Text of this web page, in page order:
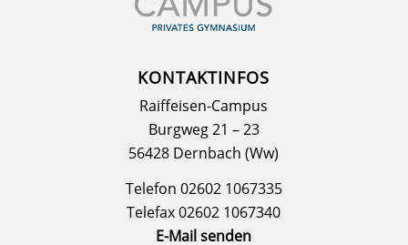
KONTAKTINFOS
Raiffeisen-Campus
Burgweg 21 – 23
56428 Dernbach (Ww)
Telefon 02602 1067335
Telefax 02602 1067340
E-Mail senden